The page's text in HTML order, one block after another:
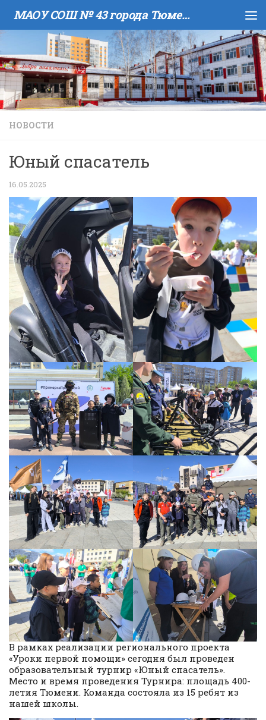
Skip to content МАОУ COШ № 43 города Тюмени имени В.И. Муравленко
НОВОСТИ
Юный спасатель
16.05.2025
В рамках реализации регионального проекта
«Уроки первой помощи» сегодня был проведен
образовательный турнир «Юный спасатель».
Место и время проведения Турнира: площадь 400-
летия Тюмени. Команда состояла из 15 ребят из
нашей школы.